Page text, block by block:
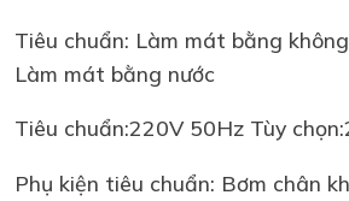
Tiêu chuẩn: Làm mát bằng
Làm mát bằng nước
Tiêu chuẩn:220V 50Hz Tùy
Phụ kiện tiêu chuẩn: Bơm chân